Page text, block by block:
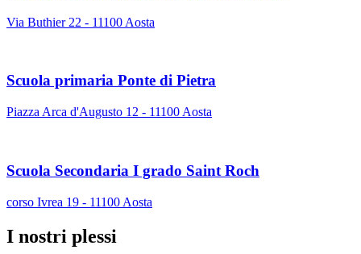
Via Buthier 22 - 11100 Aosta
Scuola primaria Ponte di Pietra
Piazza Arca d'Augusto 12 - 11100 Aosta
Scuola Secondaria I grado Saint Roch
corso Ivrea 19 - 11100 Aosta
I nostri plessi